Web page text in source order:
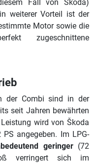
Fall von Škoda)
weiterer Vorteil ist der
Motor sowie die
zugeschnittene
der Combi sind in der
seit Jahren bewährten
wird von Škoda
angegeben. Im LPG-
geringer(72
verringert sich im